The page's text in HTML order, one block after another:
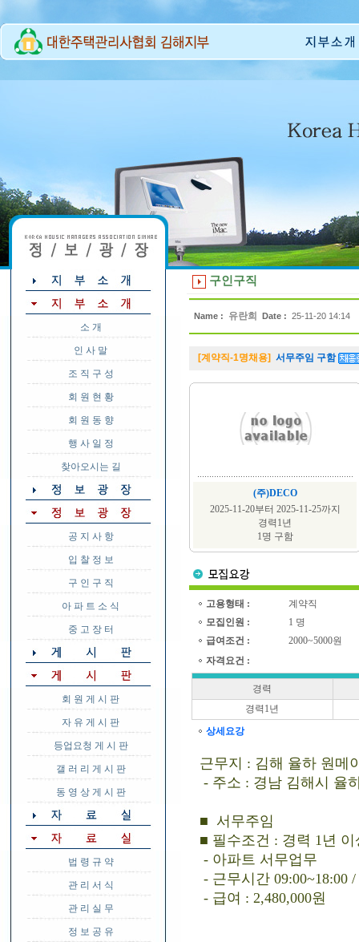
소 개
인 사 말
조 직 구 성
회 원 현 황
회 원 동 향
행 사 일 정
찾아오시는 길
공 지 사 항
입 찰 정 보
구 인 구 직
아 파 트 소 식
중 고 장 터
회 원 게 시 판
자 유 게 시 판
등업요청 게 시 판
갤 러 리 게 시 판
동 영 상 게 시 판
법 령 규 약
관 리 서 식
관 리 실 무
정 보 공 유
구인구직
Name : 유란희 Date : 25-11-20 14:14
[계약직-1명채용] 서무주임 구함
(주)DECO
2025-11-20부터 2025-11-25까지
경력1년
1명 구함
고용형태 :
계약직
모집인원 :
1 명
급여조건 :
2000~5000원
자격요건 :
경력
경력1년
상세요강
근무지 : 김해 율하 원메
- 주소 : 경남 김해시 율
■ 서무주임
■ 필수조건 : 경력 1년 이
- 아파트 서무업무
- 근무시간 09:00~18:00
- 급여 : 2,480,000원